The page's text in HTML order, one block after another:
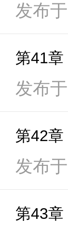
发布
第41章
发布
第42章
发布
第43章